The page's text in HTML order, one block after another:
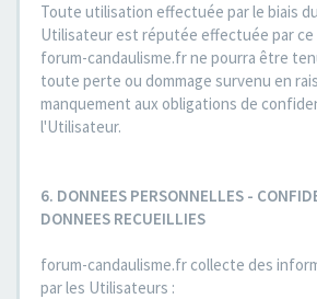
Toute utilisation effectuée par le biais
Utilisateur est réputée effectuée par ce
forum-candaulisme.fr ne pourra être
toute perte ou dommage survenu en
manquement aux obligations de
l'Utilisateur.
6. DONNEES PERSONNELLES -
DONNEES RECUEILLIES
forum-candaulisme.fr collecte des
par les Utilisateurs :